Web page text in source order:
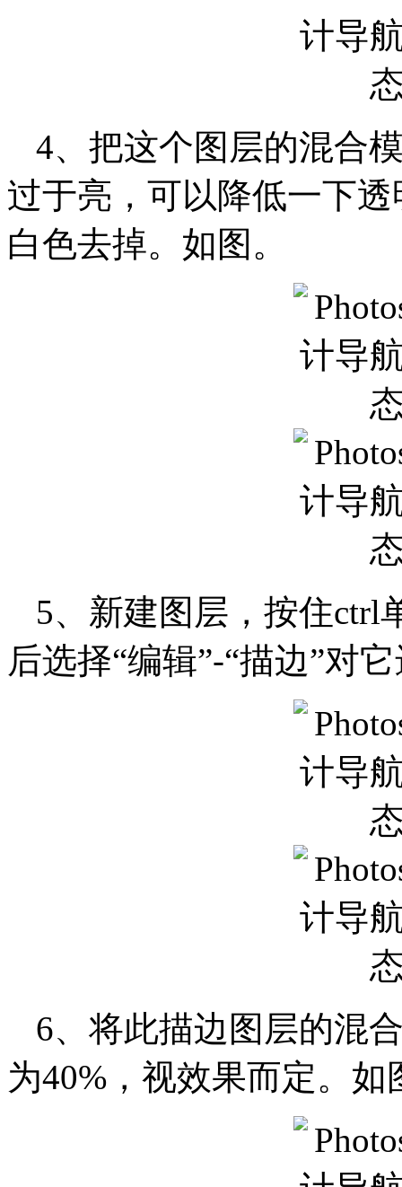
4、把这个图层的混合
过于亮，可以降低一下
白色去掉。如图。
5、新建图层，按住ctrl
后选择“编辑”-“描边”对
6、将此描边图层的混
为40%，视效果而定。如